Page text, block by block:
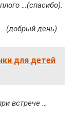
…(спасибо).
день).
для детей
встрече …